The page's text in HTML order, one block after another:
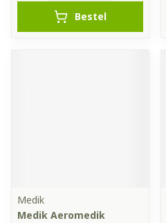
Bestel
Medik
Medik Aeromedik